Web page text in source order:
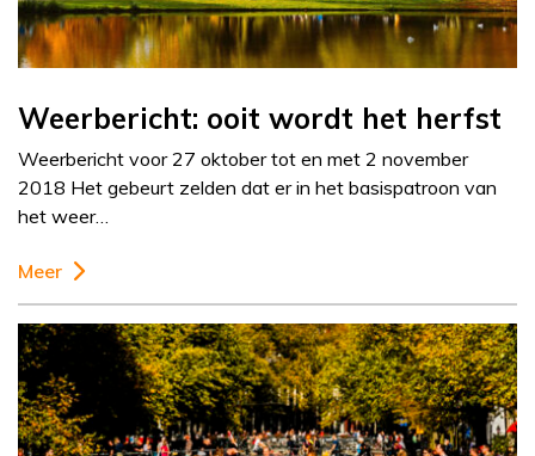
Weerbericht: ooit wordt het herfst
Weerbericht voor 27 oktober tot en met 2 november
2018 Het gebeurt zelden dat er in het basispatroon van
het weer…
Meer